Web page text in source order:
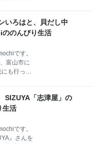
入れないっ
ビュフェ
」の老舗
が食べた
あって、
文化伝承
のお店も
行ったの
ニュー 天
ろな蕎
子そば
いろはと、貝だし中
のんびり生活
です。
富山市に
も行って
メンと美
は、富山
前CiC店
富山駅前
ラックラ
SIZUYA「志津屋」の
生活
です。
』さんを